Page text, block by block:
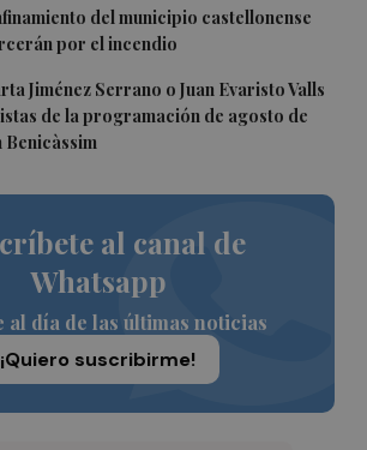
del municipio castellonense
por el incendio
Jiménez Serrano o Juan Evaristo Valls
de la programación de agosto de
al canal de
Whatsapp
al día de las últimas noticias
¡Quiero suscribirme!